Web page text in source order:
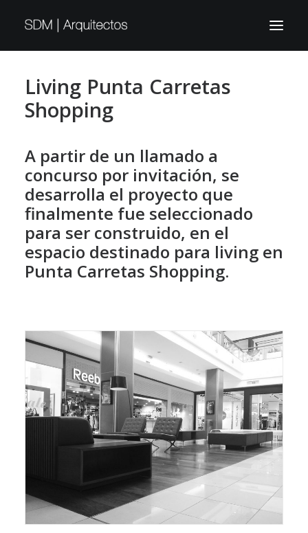
Living Punta Carretas
Shopping
A partir de un llamado a
concurso por invitación, se
desarrolla el proyecto que
finalmente fue seleccionado
para ser construido, en el
espacio destinado para living en
Punta Carretas Shopping.